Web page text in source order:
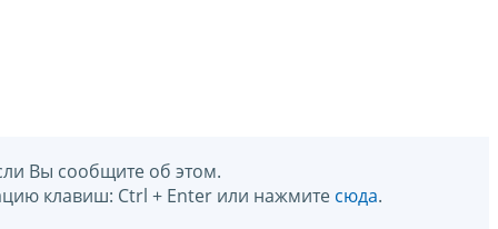
Вы сообщите об этом.
клавиш: Ctrl + Enter или нажмите сюда.